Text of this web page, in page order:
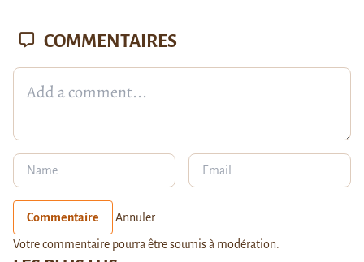
COMMENTAIRES
Commentaire Annuler
Votre commentaire pourra être soumis à modération.